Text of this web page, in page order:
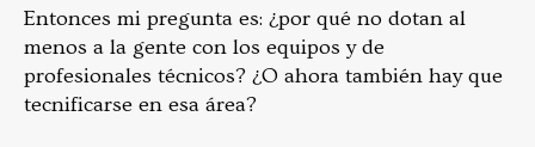
Entonces mi pregunta es: ¿por qué no dotan al
menos a la gente con los equipos y de
profesionales técnicos? ¿O ahora también hay que
tecnificarse en esa área?